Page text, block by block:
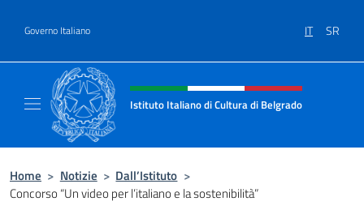
Governo Italiano IT SR
Intestazione sito, social e menù
Istituto Italiano di Cultura di Belgrado
Home > Notizie > Dall’Istituto >
Concorso “Un video per l’italiano e la sostenibilità”